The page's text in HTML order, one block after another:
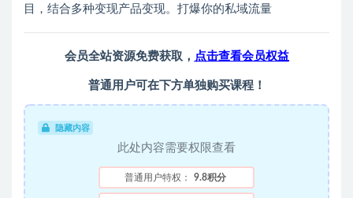
目，结合多种变现产品变现。打爆你的私域流量
会员全站资源免费获取， 点击查看会员权益
普通用户可在下方单独购买课程！
隐藏内容
此处内容需要权限查看
普通用户特权： 9.8积分